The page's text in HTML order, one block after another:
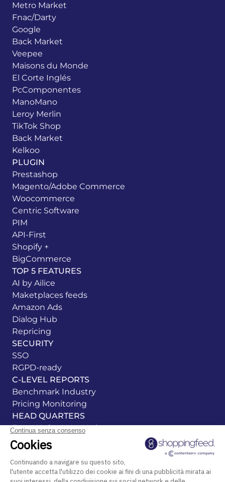
Metro Market
Fnac/Darty
Google
Back Market
Veepee
Maisons du Monde
El Corte Inglés
PcComponentes
ManoMano
Leroy Merlin
TikTok Shop
Back Market
Kelkoo
PLUGIN
Prestashop
Magento/Adobe Commerce
Woocommerce
Centric Software
PIM
API-First
Shopify +
BigCommerce
TOP 5 FEATURES
AI by Ailice
Maketplaces feeds
Amazon Ads
Dialog Hub
Repricing
SECURITY
SSO
RGPD-ready
C-LEVEL REPORTS
Benchmark Industry
Pricing Monitoring
HEAD QUARTERS
Etats-Unis - New-York
France - Cachan
Espagne - Alicante
Groupe Centric Software